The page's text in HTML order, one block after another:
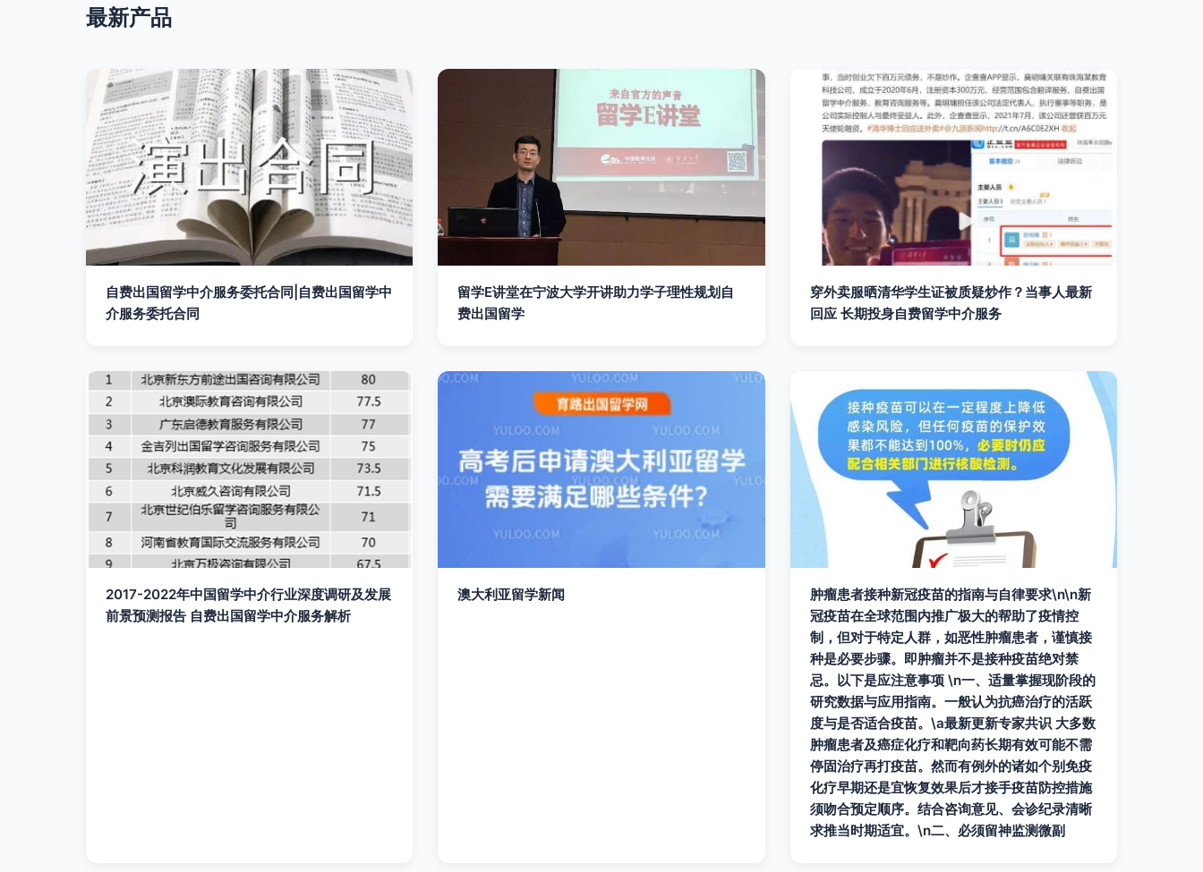
最新产品
自费出国留学中介服务委托合同|自费出国留学中
介服务委托合同
留学E讲堂在宁波大学开讲助力学子理性规划自
费出国留学
穿外卖服晒清华学生证被质疑炒作？当事人最新
回应 长期投身自费留学中介服务
2017-2022年中国留学中介行业深度调研及发展
前景预测报告 自费出国留学中介服务解析
澳大利亚留学新闻
肿瘤患者接种新冠疫苗的指南与自律要求\n\n新
冠疫苗在全球范围内推广极大的帮助了疫情控
制，但对于特定人群，如恶性肿瘤患者，谨慎接
种是必要步骤。即肿瘤并不是接种疫苗绝对禁
忌。以下是应注意事项 \n一、适量掌握现阶段的
研究数据与应用指南。一般认为抗癌治疗的活跃
度与是否适合疫苗。\a最新更新专家共识 大多数
肿瘤患者及癌症化疗和靶向药长期有效可能不需
停固治疗再打疫苗。然而有例外的诸如个别免疫
化疗早期还是宜恢复效果后才接手疫苗防控措施
须吻合预定顺序。结合咨询意见、会诊纪录清晰
求推当时期适宜。\n二、必须留神监测微副